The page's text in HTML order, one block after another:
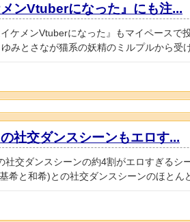
メンVtuberになった』にも注...
ケメンVtuberになった』もマイペースで
みとさなが猫系の妖精のミルプルから受
の社交ダンスシーンもエロす...
社交ダンスシーンの約4割がエロすぎる
希と和希)との社交ダンスシーンのほとん